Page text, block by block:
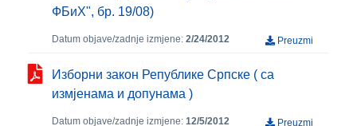
ФБиХ", бр. 19/08)
Datum objave/zadnje izmjene: 2/24/2012 Preuzmi
Изборни закон Републике Српске ( са
измјенама и допунама )
Datum objave/zadnje izmjene: 12/5/2012 Preuzmi